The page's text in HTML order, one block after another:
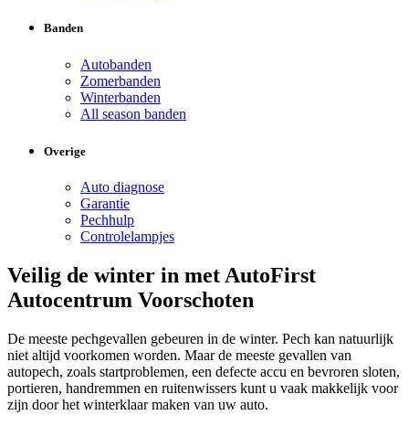
Banden
Autobanden
Zomerbanden
Winterbanden
All season banden
Overige
Auto diagnose
Garantie
Pechhulp
Controlelampjes
Veilig de winter in met AutoFirst
Autocentrum Voorschoten
De meeste pechgevallen gebeuren in de winter. Pech kan natuurlijk
niet altijd voorkomen worden. Maar de meeste gevallen van
autopech, zoals startproblemen, een defecte accu en bevroren sloten,
portieren, handremmen en ruitenwissers kunt u vaak makkelijk voor
zijn door het winterklaar maken van uw auto.